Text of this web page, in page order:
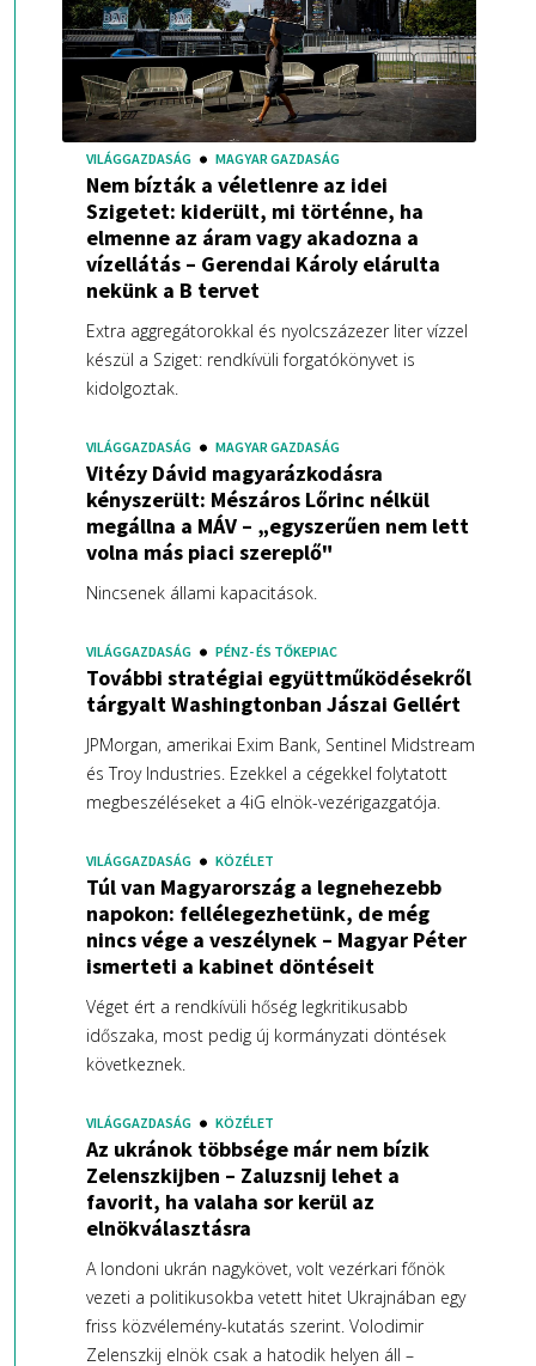
VILÁGGAZDASÁG MAGYAR GAZDASÁG
Nem bízták a véletlenre az idei
Szigetet: kiderült, mi történne, ha
elmenne az áram vagy akadozna a
vízellátás – Gerendai Károly elárulta
nekünk a B tervet
Extra aggregátorokkal és nyolcszázezer liter vízzel
készül a Sziget: rendkívüli forgatókönyvet is
kidolgoztak.
VILÁGGAZDASÁG MAGYAR GAZDASÁG
Vitézy Dávid magyarázkodásra
kényszerült: Mészáros Lőrinc nélkül
megállna a MÁV – „egyszerűen nem lett
volna más piaci szereplő"
Nincsenek állami kapacitások.
VILÁGGAZDASÁG PÉNZ- ÉS TŐKEPIAC
További stratégiai együttműködésekről
tárgyalt Washingtonban Jászai Gellért
JPMorgan, amerikai Exim Bank, Sentinel Midstream
és Troy Industries. Ezekkel a cégekkel folytatott
megbeszéléseket a 4iG elnök-vezérigazgatója.
VILÁGGAZDASÁG KÖZÉLET
Túl van Magyarország a legnehezebb
napokon: fellélegezhetünk, de még
nincs vége a veszélynek – Magyar Péter
ismerteti a kabinet döntéseit
Véget ért a rendkívüli hőség legkritikusabb
időszaka, most pedig új kormányzati döntések
következnek.
VILÁGGAZDASÁG KÖZÉLET
Az ukránok többsége már nem bízik
Zelenszkijben – Zaluzsnij lehet a
favorit, ha valaha sor kerül az
elnökválasztásra
A londoni ukrán nagykövet, volt vezérkari főnök
vezeti a politikusokba vetett hitet Ukrajnában egy
friss közvélemény-kutatás szerint. Volodimir
Zelenszkij elnök csak a hatodik helyen áll –